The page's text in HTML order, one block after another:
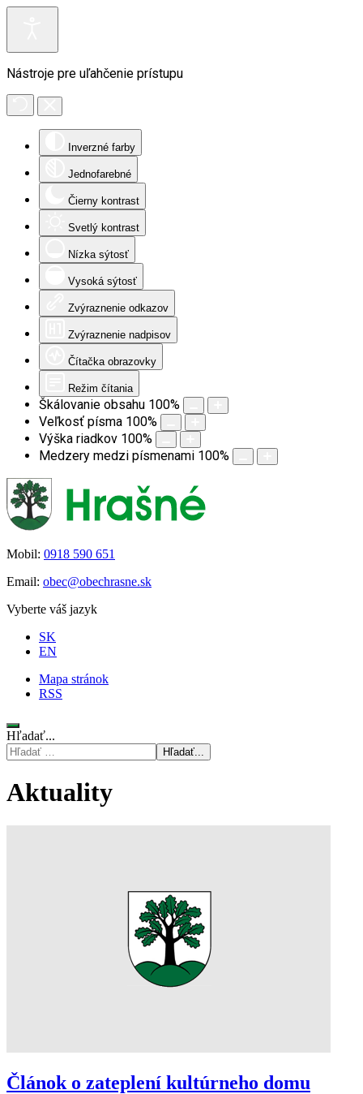
Nástroje pre uľahčenie prístupu
Inverzné farby
Jednofarebné
Čierny kontrast
Svetlý kontrast
Nízka sýtosť
Vysoká sýtosť
Zvýraznenie odkazov
Zvýraznenie nadpisov
Čítačka obrazovky
Režim čítania
Škálovanie obsahu 100%
Veľkosť písma 100%
Výška riadkov 100%
Medzery medzi písmenami 100%
Mobil: 0918 590 651
Email: obec@obechrasne.sk
Vyberte váš jazyk
SK
EN
Mapa stránok
RSS
Hľadať...
Hľadať...
Aktuality
Článok o zateplení kultúrneho domu